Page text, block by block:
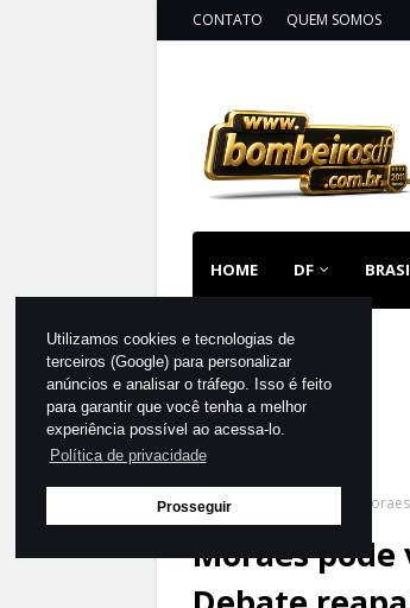
Utilizamos cookies e tecnologias de
terceiros (Google) para personalizar
anúncios e analisar o tráfego. Isso é feito
para garantir que você tenha a melhor
experiência possível ao acessa-lo.
Política de privacidade
Prosseguir
CONTATO QUEM SOMOS
HOME DF
Página inicial
Moraes pode